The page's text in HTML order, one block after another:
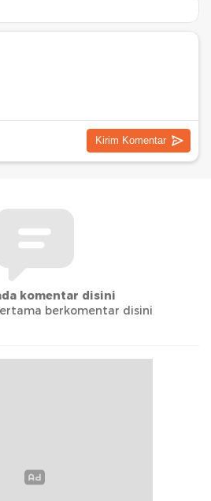
komentar disini
berkomentar disini